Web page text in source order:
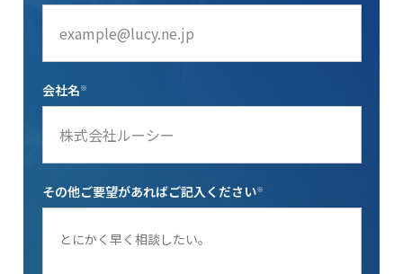
会社名※
その他ご要望があればご記入ください※